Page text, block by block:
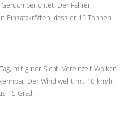
berichtet. Der Fahrer
Einsatzkräften, dass er 10 Tonnen
mit guter Sicht. Vereinzelt Wolken
Der Wind weht mit 10 km/h.
15 Grad.